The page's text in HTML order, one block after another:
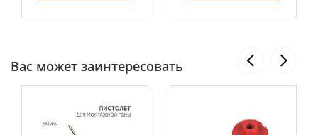
Вас может заинтересовать